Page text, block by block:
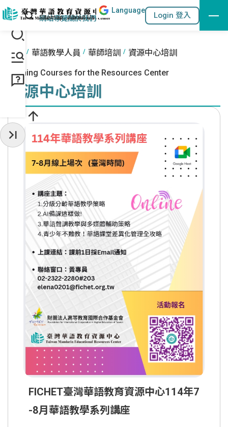
跳到主要內容區塊
::: 站內搜尋
網站導覽關於我們
Language
Login 登入
:::
首頁 華語教學人員 華師培訓 資源中心培訓
Training Courses for the Resources Center
資源中心培訓
FICHET臺灣華語教育資源中心114年7
-8月華語教學系列講座
收起常用服務